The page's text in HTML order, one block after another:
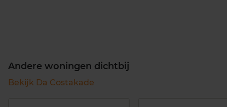
Andere woningen dichtbij
Bekijk Da Costakade